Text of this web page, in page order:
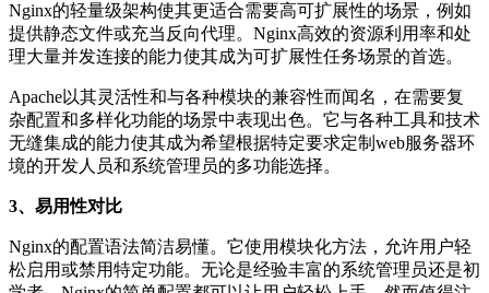
Nginx的轻量级架构使其更适合需要高可扩展性的场景，例如
提供静态文件或充当反向代理。Nginx高效的资源利用率和处
理大量并发连接的能力使其成为可扩展性任务场景的首选。
Apache以其灵活性和与各种模块的兼容性而闻名，在需要复
杂配置和多样化功能的场景中表现出色。它与各种工具和技术
无缝集成的能力使其成为希望根据特定要求定制web服务器环
境的开发人员和系统管理员的多功能选择。
3、易用性对比
Nginx的配置语法简洁易懂。它使用模块化方法，允许用户轻
松启用或禁用特定功能。无论是经验丰富的系统管理员还是初